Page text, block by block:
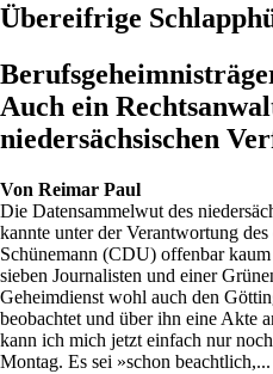
Übereifrige
Auch ein
niedersächsischen
Von Reimar Paul
Die Datensammelwut des
kannte unter der Verantwortung
Schünemann (CDU) offenbar
sieben Journalisten und einer
Geheimdienst wohl auch den
beobachtet und über ihn eine Akte
kann ich mich jetzt einfach nur
Montag. Es sei »schon beachtlich,...